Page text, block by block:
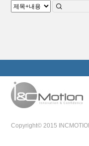
Copyright© 2015